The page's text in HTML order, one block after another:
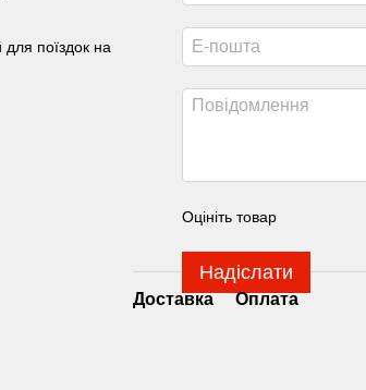
для поїздок на
Оцініть товар
Надіслати
Доставка Оплата